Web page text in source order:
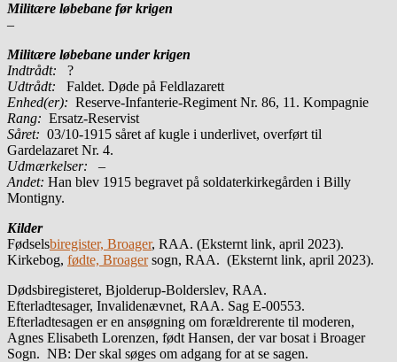
Militære løbebane før krigen
–
Militære løbebane under krigen
Indtrådt: ?
Udtrådt: Faldet. Døde på Feldlazarett
Enhed(er): Reserve-Infanterie-Regiment Nr. 86, 11. Kompagnie
Rang: Ersatz-Reservist
Såret: 03/10-1915 såret af kugle i underlivet, overført til
Gardelazaret Nr. 4.
Udmærkelser: –
Andet: Han blev 1915 begravet på soldaterkirkegården i Billy
Montigny.
Kilder
Fødselsbiregister, Broager, RAA. (Eksternt link, april 2023).
Kirkebog, fødte, Broagersogn, RAA. (Eksternt link, april 2023).
Dødsbiregisteret, Bjolderup-Bolderslev, RAA.
Efterladtesager, Invalidenævnet, RAA. Sag E-00553.
Efterladtesagen er en ansøgning om forældrerente til moderen,
Agnes Elisabeth Lorenzen, født Hansen, der var bosat i Broager
Sogn. NB: Der skal søges om adgang for at se sagen.